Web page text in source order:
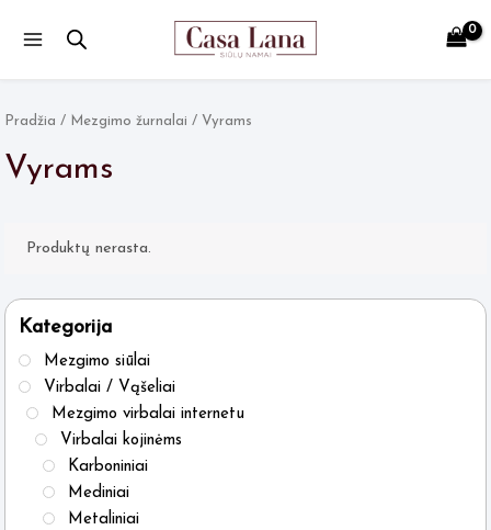
Kategorija
Mezgimo siūlai
Virbalai / Vąšeliai
Mezgimo virbalai internetu
Virbalai kojinėms
Karboniniai
Mediniai
Metaliniai
Pradžia / Mezgimo žurnalai / Vyrams
Vyrams
Produktų nerasta.